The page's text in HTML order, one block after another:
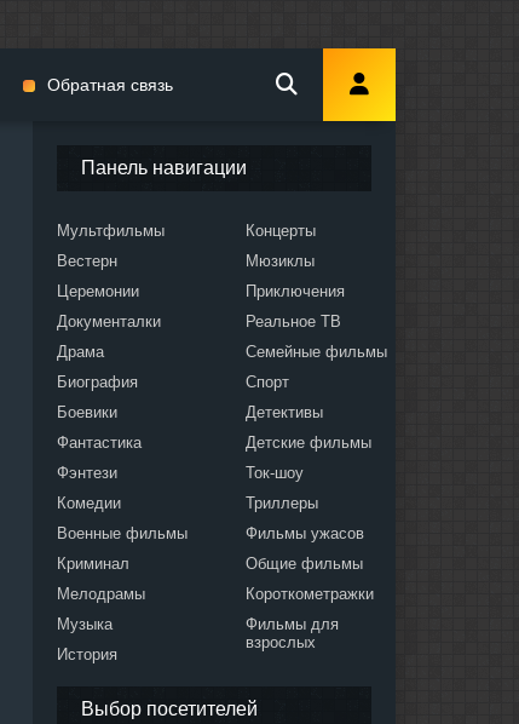
Панель навигации
Мультфильмы
Вестерн
Церемонии
Документалки
Драма
Биография
Боевики
Фантастика
Фэнтези
Комедии
Военные фильмы
Криминал
Мелодрамы
Музыка
История
Концерты
Мюзиклы
Приключения
Реальное ТВ
Семейные фильмы
Спорт
Детективы
Детские фильмы
Ток-шоу
Триллеры
Фильмы ужасов
Общие фильмы
Короткометражки
Фильмы для
взрослых
Выбор посетителей
Обратная связь